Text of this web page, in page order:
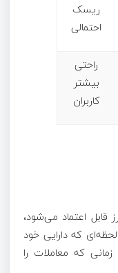
ریسک
احتمالی
راحتی
بیشتر
کاربران
اعتماد می‌شود،
که دارایی خود
که معاملات را